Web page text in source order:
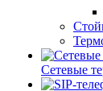
Сетевые